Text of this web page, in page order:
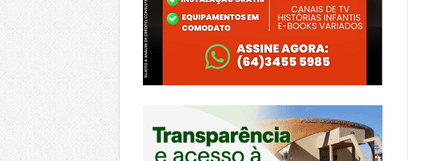
https://morrinhos.go.leg.br/